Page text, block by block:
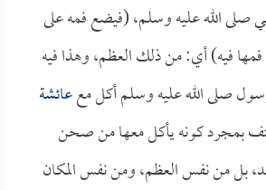
صلى الله عليه وسلم، (فيضع فمه على
فيه) أي: من ذلك العظم، وهذا فيه
صلى الله عليه وسلم أكل مععائشة
بمجرد كونه يأكل معها من صحن
بل من نفس العظم، ومن نفس المكان